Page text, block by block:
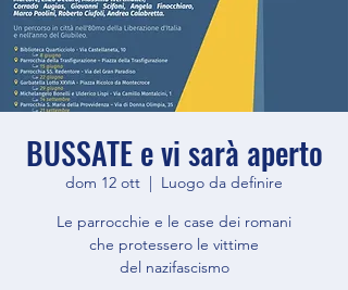
BUSSATE e vi sarà aperto
dom 12 ott
  |
Luogo da definire
Le parrocchie e le case dei romani
che protessero le vittime
del nazifascismo